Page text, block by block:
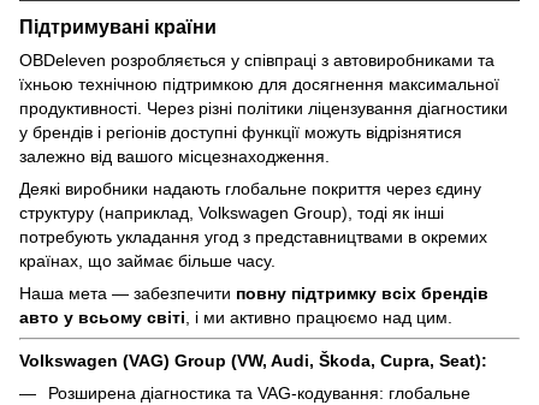
Підтримувані країни
OBDeleven розробляється у співпраці з автовиробниками та
їхньою технічною підтримкою для досягнення максимальної
продуктивності. Через різні політики ліцензування діагностики
у брендів і регіонів доступні функції можуть відрізнятися
залежно від вашого місцезнаходження.
Деякі виробники надають глобальне покриття через єдину
структуру (наприклад, Volkswagen Group), тоді як інші
потребують укладання угод з представництвами в окремих
країнах, що займає більше часу.
Наша мета — забезпечити повну підтримку всіх брендів
авто у всьому світі , і ми активно працюємо над цим.
Volkswagen (VAG) Group (VW, Audi, Škoda, Cupra, Seat):
Розширена діагностика та VAG-кодування: глобальне